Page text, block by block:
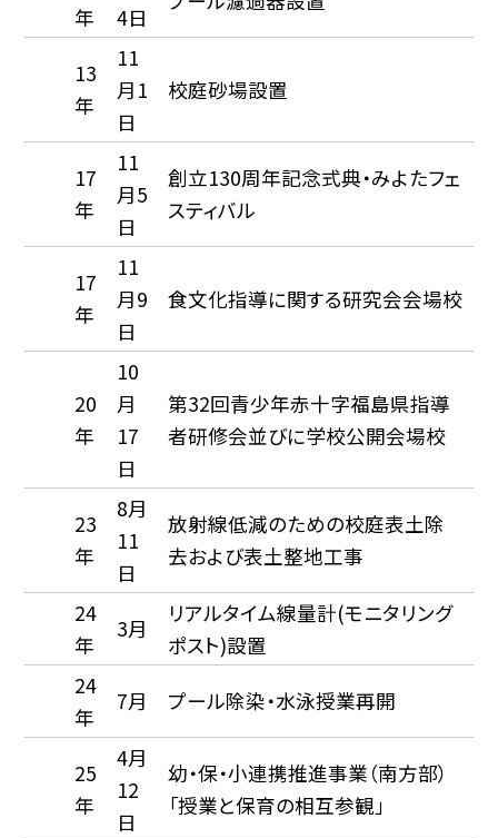
年
4日
13
年
11
月1
日
校庭砂場設置
17
年
11
月5
日
創立130周年記念式典・みよたフェ
スティバル
17
年
11
月9
日
食文化指導に関する研究会会場校
20
年
10
月
17
日
第32回青少年赤十字福島県指導
者研修会並びに学校公開会場校
23
年
8月
11
日
放射線低減のための校庭表土除
去および表土整地工事
24
年
3月
リアルタイム線量計(モニタリング
ポスト)設置
24
年
7月 プール除染・水泳授業再開
25
年
4月
12
日
幼・保・小連携推進事業（南方部）
「授業と保育の相互参観」